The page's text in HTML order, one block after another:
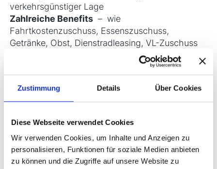
Zustimmung Details Über Cookies
Diese Webseite verwendet Cookies
Wir verwenden Cookies, um Inhalte und Anzeigen zu
personalisieren, Funktionen für soziale Medien anbieten
zu können und die Zugriffe auf unsere Website zu
verkehrsgünstiger Lage
Zahlreiche Benefits – wie
Fahrtkostenzuschuss, Essenszuschuss,
Getränke, Obst, Dienstradleasing, VL-Zuschuss
Ihre Aufgaben...
AlsKreditsachbearbeiter (m/w/d) für
Darlehenskontenklären Sie
telefonischSachverhalte rund um
Darlehenskonten und gestellte Sicherheiten mit